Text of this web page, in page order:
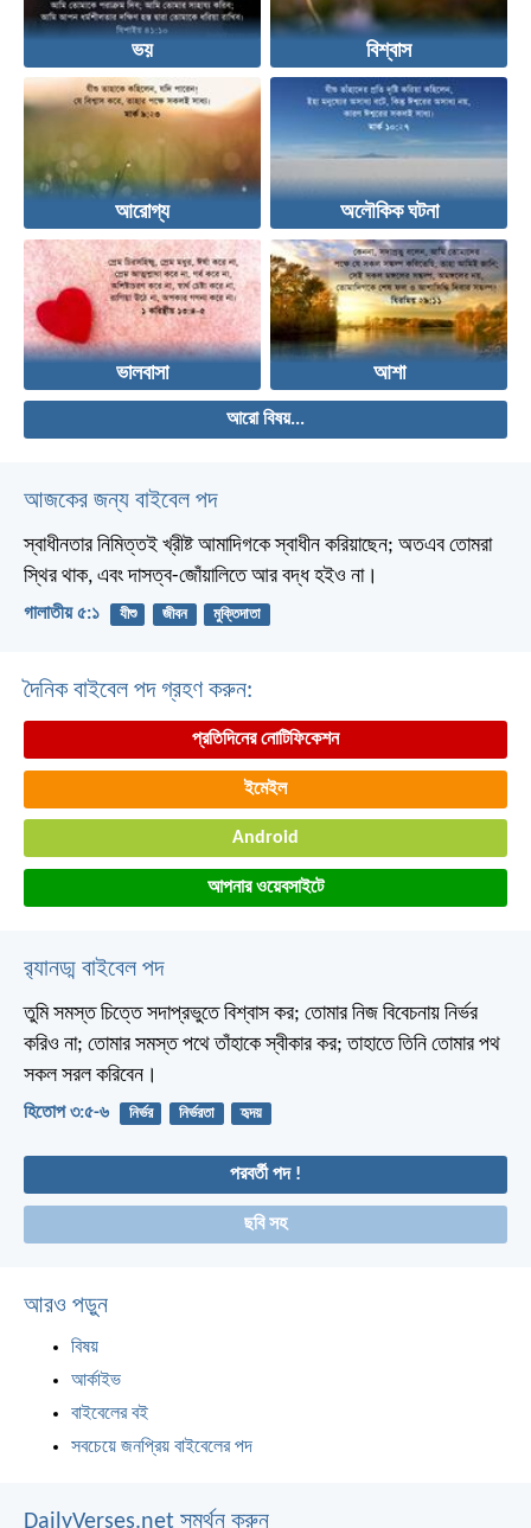
ভয় বিশ্বাস
আরোগ্য অলৌকিক ঘটনা
ভালবাসা আশা
আরো বিষয়...
আজকের জন্য বাইবেল পদ
স্বাধীনতার নিমিত্তই খ্রীষ্ট আমাদিগকে স্বাধীন করিয়াছেন; অতএব তোমরা
স্থির থাক, এবং দাসত্ব-জোঁয়ালিতে আর বদ্ধ হইও না।
গালাতীয় ৫:১ যীশু জীবন মুক্তিদাতা
দৈনিক বাইবেল পদ গ্রহণ করুন:
প্রতিদিনের নোটিফিকেশন
ইমেইল
Android
আপনার ওয়েবসাইটে
র‌্যানড্ম বাইবেল পদ
তুমি সমস্ত চিত্তে সদাপ্রভুতে বিশ্বাস কর; তোমার নিজ বিবেচনায় নির্ভর
করিও না; তোমার সমস্ত পথে তাঁহাকে স্বীকার কর; তাহাতে তিনি তোমার পথ
সকল সরল করিবেন।
হিতোপ ৩:৫-৬ নির্ভর নির্ভরতা হৃদয়
পরবর্তী পদ !
ছবি সহ
আরও পড়ুন
বিষয়
আর্কাইভ
বাইবেলের বই
সবচেয়ে জনপ্রিয় বাইবেলের পদ
DailyVerses.net সমর্থন করুন